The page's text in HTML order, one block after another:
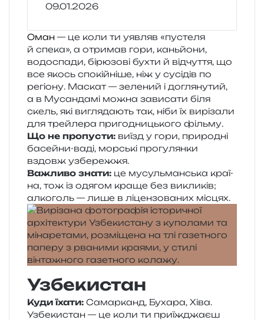
09.01.2026
Оман— це коли ти уяв­ляв «пусте­ля
й спека», а отри­мав гори, кань­йо­ни,
водо­спа­ди, бірю­зо­ві бухти й від­чу­т­тя, що
все якось спо­кій­ні­ше, ніж у сусі­дів по
регіо­ну. Маскат — зеле­ний і догля­ну­тий,
а в Мусандамі можна зави­са­ти біля
скель, які вигля­да­ють так, ніби їх вирі­за­ли
для трей­ле­ра при­го­дни­цько­го фільму.
Що не пропу­сти: виїзд у гори, при­ро­дні
басей­ни-ваді, мор­ські про­гу­лян­ки
вздовж узбережжя.
Важливо знати: це мусуль­ман­ська кра­ї­
на, тож із одя­гом краще без викли­ків;
алко­голь — лише в ліцен­зо­ва­них місцях.
Узбекистан
Куди їхати: Самарканд, Бухара, Хіва.
Узбекистан — це коли ти при­їжджа­єш